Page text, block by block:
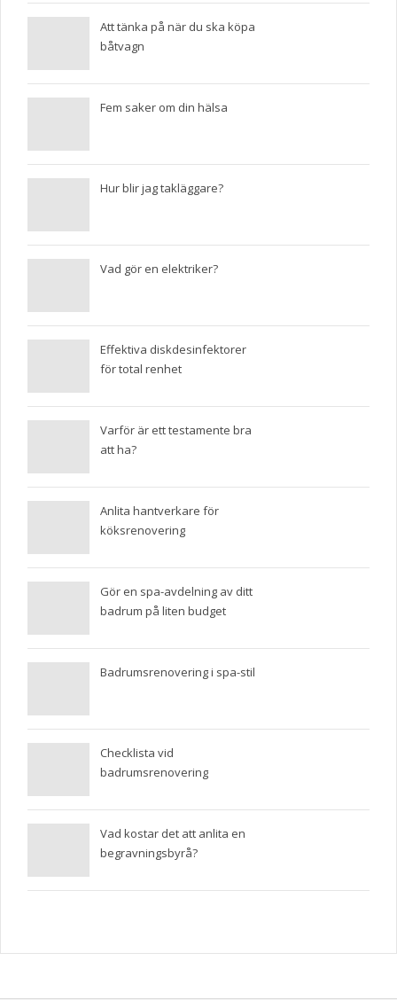
Att tänka på när du ska köpa
båtvagn
Fem saker om din hälsa
Hur blir jag takläggare?
Vad gör en elektriker?
Effektiva diskdesinfektorer
för total renhet
Varför är ett testamente bra
att ha?
Anlita hantverkare för
köksrenovering
Gör en spa-avdelning av ditt
badrum på liten budget
Badrumsrenovering i spa-stil
Checklista vid
badrumsrenovering
Vad kostar det att anlita en
begravningsbyrå?